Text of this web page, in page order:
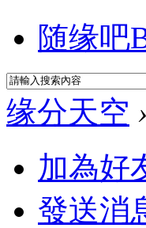
随缘吧
缘分天空 ›
加為好
發送消